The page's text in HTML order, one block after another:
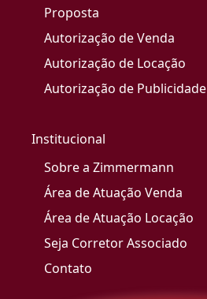
Proposta
Autorização de Venda
Autorização de Locação
Autorização de Publicidade
Institucional
Sobre a Zimmermann
Área de Atuação Venda
Área de Atuação Locação
Seja Corretor Associado
Contato